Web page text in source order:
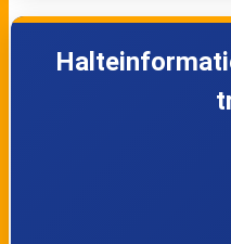
5 Viersen